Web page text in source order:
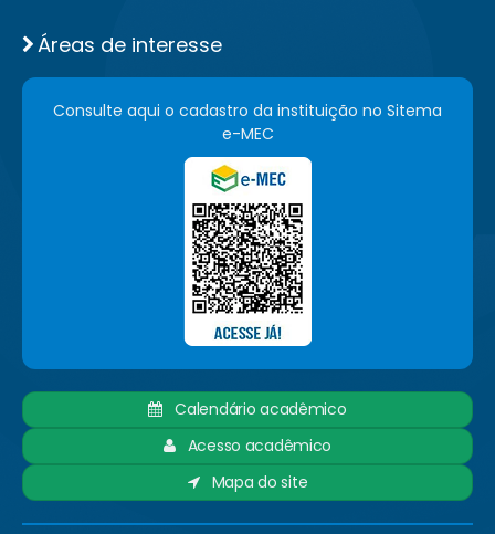
Áreas de interesse
Consulte aqui o cadastro da instituição no Sitema
e-MEC
Calendário acadêmico
Acesso acadêmico
Mapa do site